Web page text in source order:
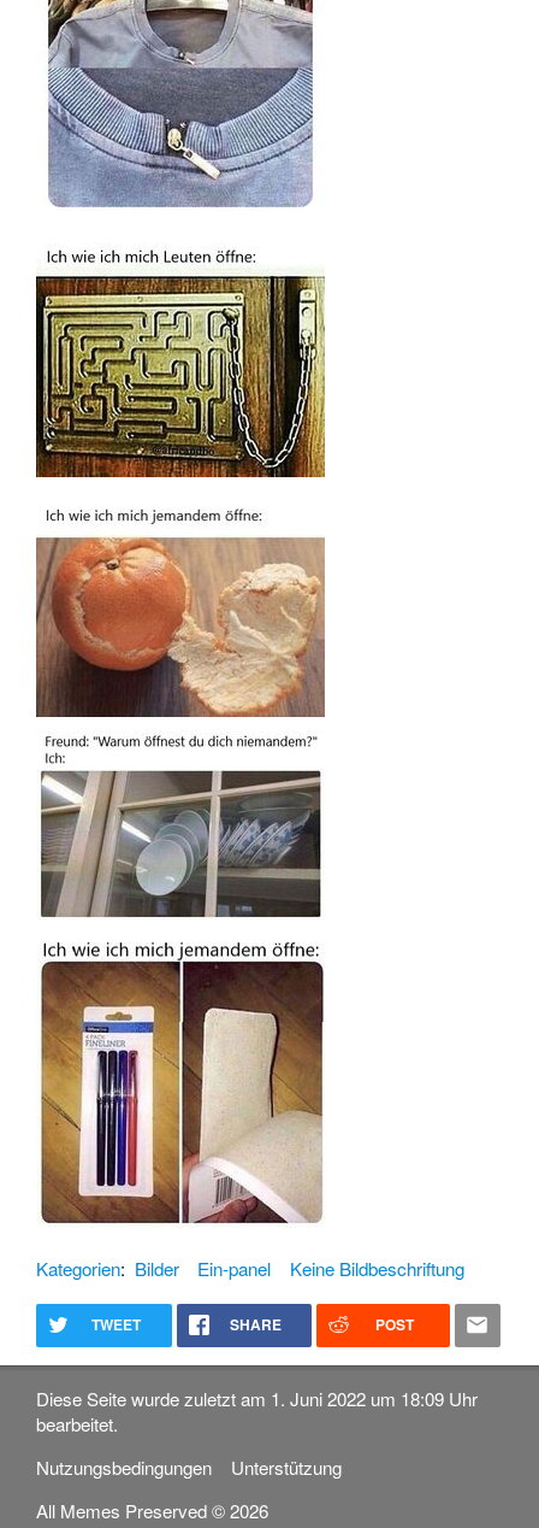
Kategorien: Bilder Ein-panel Keine Bildbeschriftung
TWEET SHARE POST
Diese Seite wurde zuletzt am 1. Juni 2022 um 18:09 Uhr
bearbeitet.
Nutzungsbedingungen
Unterstützung
All Memes Preserved © 2026